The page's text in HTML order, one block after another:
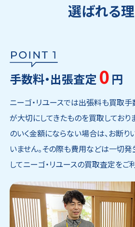
選ばれる
手数料・出張査定 0 円
ニーゴ・リユースでは出張料も買取
が大切にしてきたものを買取しており
のいく金額にならない場合は、お断り
いません。その際も費用などは一切
してニーゴ・リユースの買取査定をご